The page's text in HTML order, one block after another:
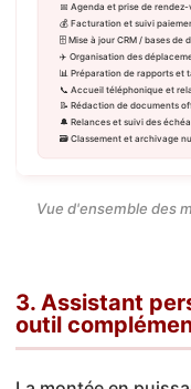
📅 Agenda et prise de
💰 Facturation et suivi
🗄 Mise à jour CRM / bases de
✈️ Organisation des
📊 Préparation de rapports et
📞 Accueil téléphonique et
📝 Rédaction de documents
🔔 Relances et suivi des
🗃 Classement et archivage
Vue d'ensemble des
3. Assistant
outil